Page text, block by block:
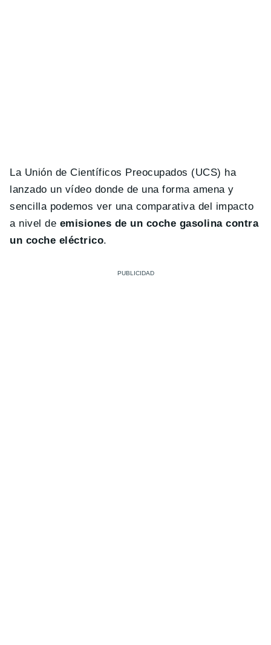
La Unión de Científicos Preocupados (UCS) ha
lanzado un vídeo donde de una forma amena y
sencilla podemos ver una comparativa del impacto
a nivel de emisiones de un coche gasolina contra
un coche eléctrico.